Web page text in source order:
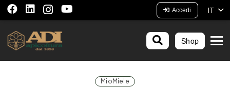
Accedi IT
Shop
MioMiele